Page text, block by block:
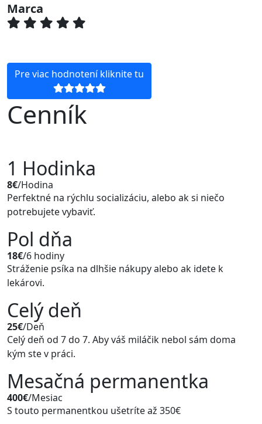
Marca
Pre viac hodnotení kliknite tu
Cenník
1 Hodinka
8€/Hodina
Perfektné na rýchlu socializáciu, alebo ak si niečo
potrebujete vybaviť.
Pol dňa
18€/6 hodiny
Stráženie psíka na dlhšie nákupy alebo ak idete k
lekárovi.
Celý deň
25€/Deň
Celý deň od 7 do 7. Aby váš miláčik nebol sám doma
kým ste v práci.
Mesačná permanentka
400€/Mesiac
S touto permanentkou ušetríte až 350€